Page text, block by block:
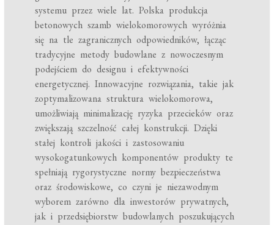
systemu przez wiele lat. Polska produkcja
betonowych szamb wielokomorowych wyróżnia
się na tle zagranicznych odpowiedników, łącząc
tradycyjne metody budowlane z nowoczesnym
podejściem do designu i efektywności
energetycznej. Innowacyjne rozwiązania, takie jak
zoptymalizowana struktura wielokomorowa,
umożliwiają minimalizację ryzyka przecieków oraz
zwiększają szczelność całej konstrukcji. Dzięki
stałej kontroli jakości i zastosowaniu
wysokogatunkowych komponentów produkty te
spełniają rygorystyczne normy bezpieczeństwa
oraz środowiskowe, co czyni je niezawodnym
wyborem zarówno dla inwestorów prywatnych,
jak i przedsiębiorstw budowlanych poszukujących